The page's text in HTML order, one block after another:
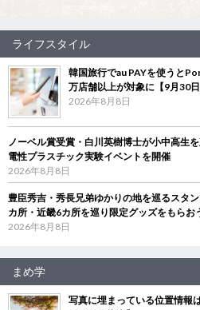
ライフスタイル
韓国旅行でau PAYを使うと
万店舗以上が対象に【9月30日
2026年8月8日
ノーベル賞受賞・白川英樹博士が小中高生
電性プラスチック実験イベントを開催
2026年8月8日
豊臣秀吉・秀長兄弟ゆかりの地を巡るスタ
カ所・近畿6カ所を巡り限定グッズをもらお
2026年8月8日
まめ学
写真に埋まっている位置情